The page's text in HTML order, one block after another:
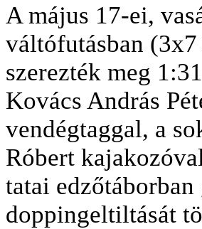
A május 17-ei,
váltófutásban
szerezték meg
Kovács András
vendégtaggal, a
Róbert
tatai
doppingeltiltását